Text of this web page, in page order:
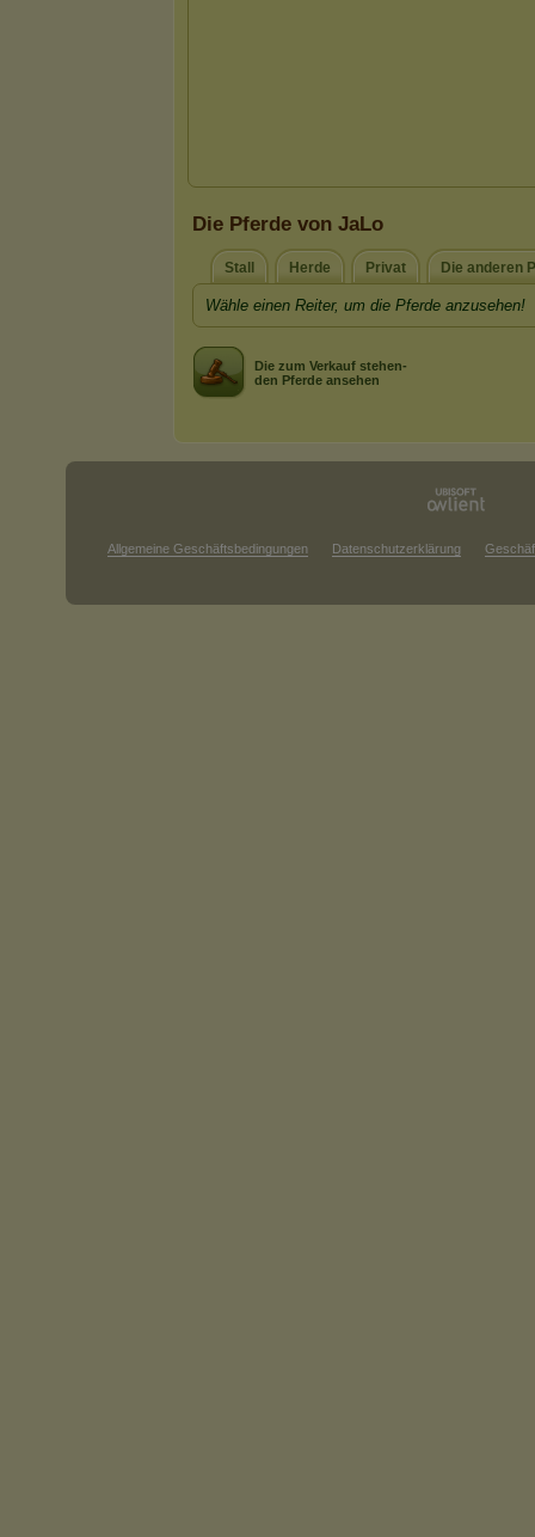
Die Pferde von JaLo
Stall Herde Privat Die anderen
Wähle einen Reiter, um die Pferde anzusehen!
Die zum Verkauf stehen-
den Pferde ansehen
Allgemeine Geschäftsbedingungen Datenschutzerklärung